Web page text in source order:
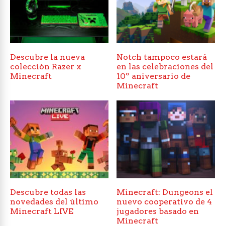
Descubre la nueva
colección Razer x
Minecraft
Notch tampoco estará
en las celebraciones del
10º aniversario de
Minecraft
Descubre todas las
novedades del último
Minecraft LIVE
Minecraft: Dungeons el
nuevo cooperativo de 4
jugadores basado en
Minecraft